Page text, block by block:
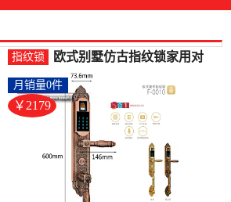
指纹锁
欧式别墅仿古指纹锁家用对
开双开木门加长大门防盗门
密-指纹锁(好人家家居专营
店仅售2179元)
￥2179
月销量0件